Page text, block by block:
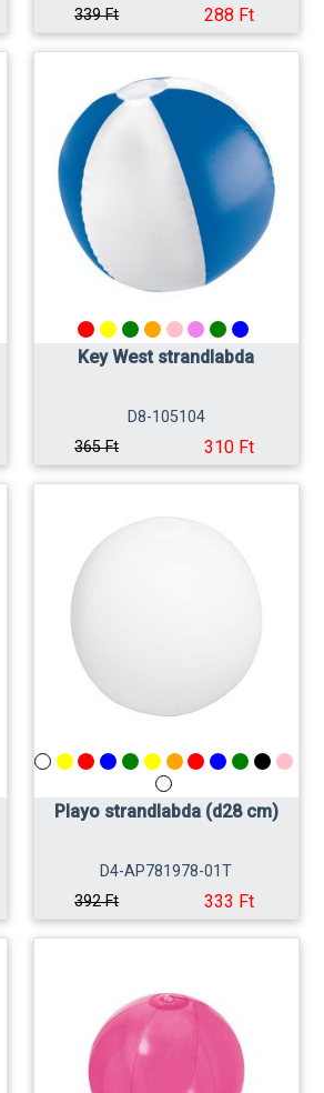
339 Ft
288 Ft
Key West strandlabda
D8-105104
365 Ft
310 Ft
Playo strandlabda (d28 cm)
D4-AP781978-01T
392 Ft
333 Ft